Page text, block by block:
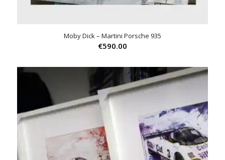
Moby Dick – Martini Porsche 935
€590.00